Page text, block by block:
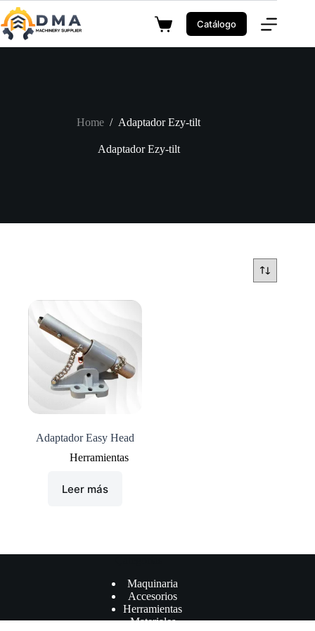
Skip
to
content
Shopping Catálogo
Home / Adaptador Ezy-tilt
Adaptador Ezy-tilt
Adaptador Easy Head
Herramientas
Leer más
Maquinaria
Accesorios
Herramientas
Materiales